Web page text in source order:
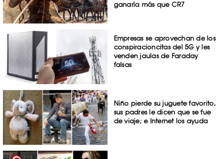
ganaría más que CR7
Empresas se aprovechan de los
conspiracioncitas del 5G y les
venden jaulas de Faraday
falsas
Niño pierde su juguete favorito,
sus padres le dicen que se fue
de viaje; e Internet los ayuda